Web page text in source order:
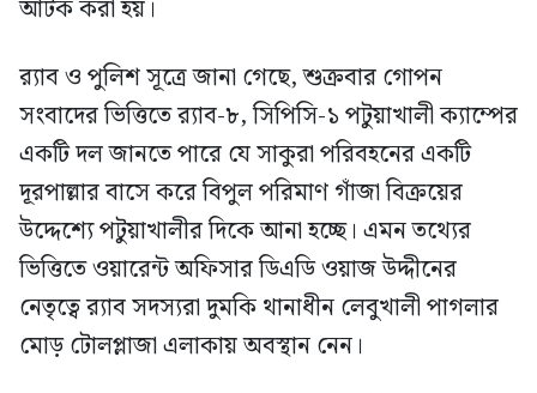
আটক করা হয়।
র‍্যাব ও পুলিশ সূত্রে জানা গেছে, শুক্রবার গোপন
সংবাদের ভিত্তিতে র‍্যাব-৮, সিপিসি-১ পটুয়াখালী ক্যাম্পের
একটি দল জানতে পারে যে সাকুরা পরিবহনের একটি
দূরপাল্লার বাসে করে বিপুল পরিমাণ গাঁজা বিক্রয়ের
উদ্দেশ্যে পটুয়াখালীর দিকে আনা হচ্ছে। এমন তথ্যের
ভিত্তিতে ওয়ারেন্ট অফিসার ডিএডি ওয়াজ উদ্দীনের
নেতৃত্বে র‍্যাব সদস্যরা দুমকি থানাধীন লেবুখালী পাগলার
মোড় টোলপ্লাজা এলাকায় অবস্থান নেন।